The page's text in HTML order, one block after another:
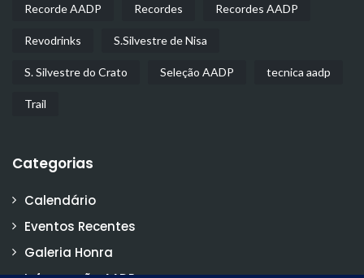
Recorde AADP Recordes Recordes AADP
Revodrinks S.Silvestre de Nisa
S. Silvestre do Crato Seleção AADP tecnica aadp
Trail
Categorias
Calendário
Eventos Recentes
Galeria Honra